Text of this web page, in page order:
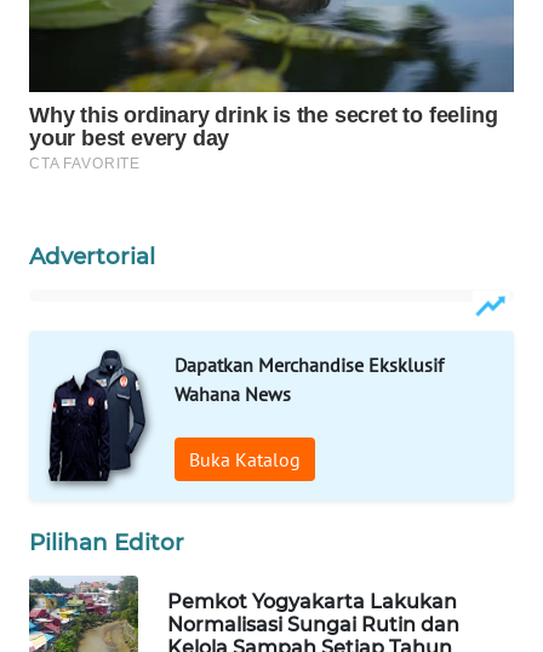
Advertorial
Dapatkan Merchandise Eksklusif
Wahana News
Buka Katalog
Pilihan Editor
Pemkot Yogyakarta Lakukan
Normalisasi Sungai Rutin dan
OTOMOTIF
HEALTH
WAHANA
Network
KONSUMEN
LISTRIK
MASYARAKAT
WALINKI